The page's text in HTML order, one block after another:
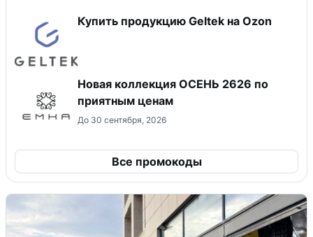
Купить продукцию Geltek на Ozon
Новая коллекция ОСЕНЬ 2626 по
приятным ценам
До 30 сентября, 2026
Все промокоды